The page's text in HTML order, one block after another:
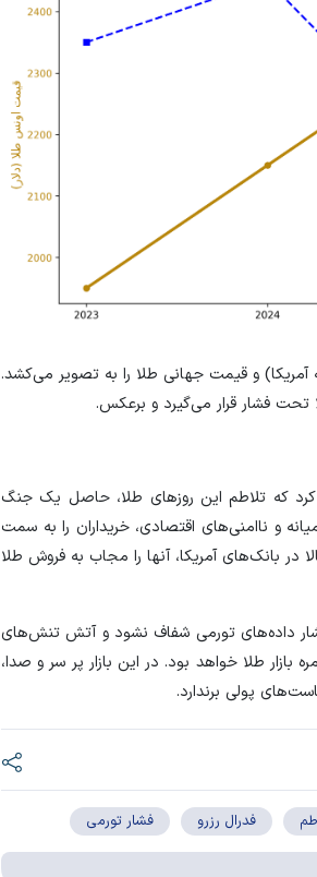
آمریکا) و قیمت جهانی طلا را به تصویر می‌کشد.
تحت فشار قرار می‌گیرد و برعکس.
که تلاطم این روز‌های طلا، حاصل یک جنگ
و ناامنی‌های اقتصادی، خریداران را به سمت
بانک‌های آمریکا، آنها را مجاب به فروش طلا
داده‌های تورمی شفاف نشود و آتش تنش‌های
بازار طلا خواهد بود. در این بازار پر سر و صدا،
پولی برندارد.
فدرال رزرو فشار تورمی